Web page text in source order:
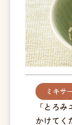
ミキサ
「とろ
かけてく